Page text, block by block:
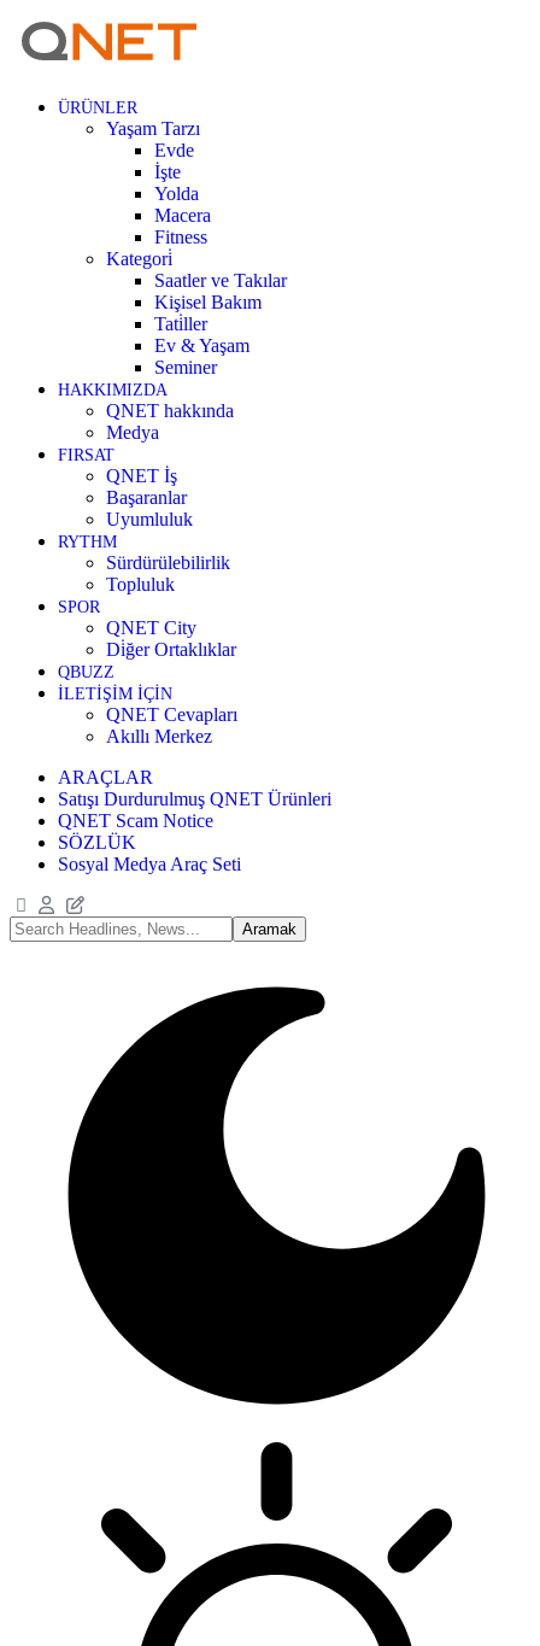
ÜRÜNLER
Yaşam Tarzı
Evde
İşte
Yolda
Macera
Fitness
Kategori̇
Saatler ve Takılar
Kişisel Bakım
Tati̇ller
Ev & Yaşam
Seminer
HAKKIMIZDA
QNET hakkında
Medya
FIRSAT
QNET İş
Başaranlar
Uyumluluk
RYTHM
Sürdürülebilirlik
Topluluk
SPOR
QNET City
Di̇ğer Ortaklıklar
QBUZZ
İLETİŞİM İÇİN
QNET Cevapları
Akıllı Merkez
ARAÇLAR
Satışı Durdurulmuş QNET Ürünleri
QNET Scam Notice
SÖZLÜK
Sosyal Medya Araç Seti